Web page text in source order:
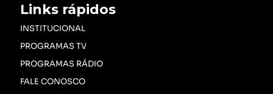
Links rápidos
INSTITUCIONAL
PROGRAMAS TV
PROGRAMAS RÁDIO
FALE CONOSCO